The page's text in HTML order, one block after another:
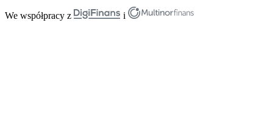
We współpracy z i